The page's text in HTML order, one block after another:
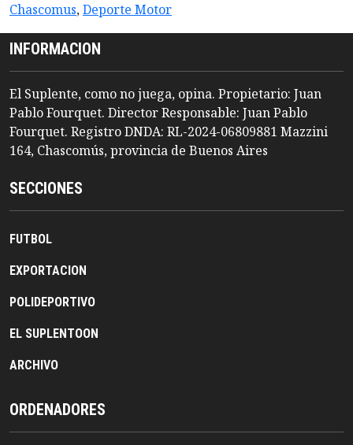
Chascomus,Deporte Motor
INFORMACION
El Suplente, como no juega, opina. Propietario: Juan
Pablo Fourquet. Director Responsable: Juan Pablo
Fourquet. Registro DNDA: RL-2024-06809881 Mazzini
164, Chascomús, provincia de Buenos Aires
SECCIONES
FUTBOL
EXPORTACION
POLIDEPORTIVO
EL SUPLENTOON
ARCHIVO
ORDENADORES